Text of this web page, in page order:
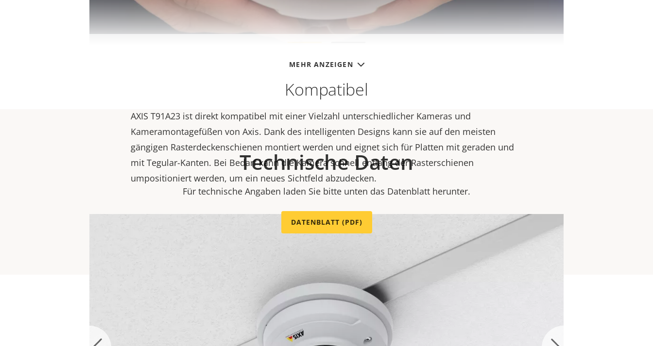
MEHR ANZEIGEN
Kompatibel
AXIS T91A23 ist direkt kompatibel mit einer Vielzahl unterschiedlicher Kameras und
Kameramontagefüßen von Axis. Dank des intelligenten Designs kann sie auf den meisten
gängigen Rasterdeckenschienen montiert werden und eignet sich für Platten mit geraden und
mit Tegular-Kanten. Bei Bedarf kann die Kamera schnell entlang der Rasterschienen
umpositioniert werden, um ein neues Sichtfeld abzudecken.
Technische Daten
Für technische Angaben laden Sie bitte unten das Datenblatt herunter.
DATENBLATT (PDF)
Kompatible Produkte